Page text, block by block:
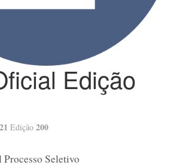
Edição
Edição 200
Seletivo